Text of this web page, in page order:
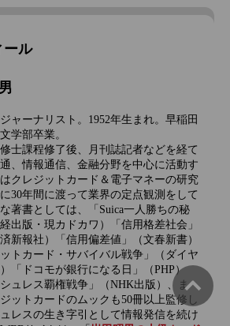
ール
ャーナリスト。1952年生まれ。早稲田
学部卒業。
士課程修了後、月刊誌記者などを経て
、情報通信、金融分野を中心に活動す
クレジットカード＆電子マネーの研究
30年間に渡って業界の定点観測をして
著書としては、「Suica一人勝ちの秘
出版・現カドカワ）「信用格差社会」
済新報社）「信用偏差値」（文春新書）
ットカード・サバイバル戦争」（ダイヤ
「ドコモが銀行になる日」（PHP）
シュレス覇権戦争」（NHK出版）、ま
ットカードのムックも50冊以上監修し
レスの生き字引として情報発信を続け